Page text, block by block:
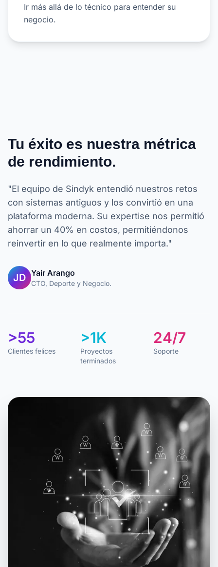
Ir más allá de lo técnico para entender su
negocio.
Tu éxito es nuestra métrica
de rendimiento.
"El equipo de Sindyk entendió nuestros retos
con sistemas antiguos y los convirtió en una
plataforma moderna. Su expertise nos permitió
ahorrar un 40% en costos, permitiéndonos
reinvertir en lo que realmente importa."
JD Yair Arango
CTO, Deporte y Negocio.
>55
Clientes felices
>1K
Proyectos
terminados
24/7
Soporte